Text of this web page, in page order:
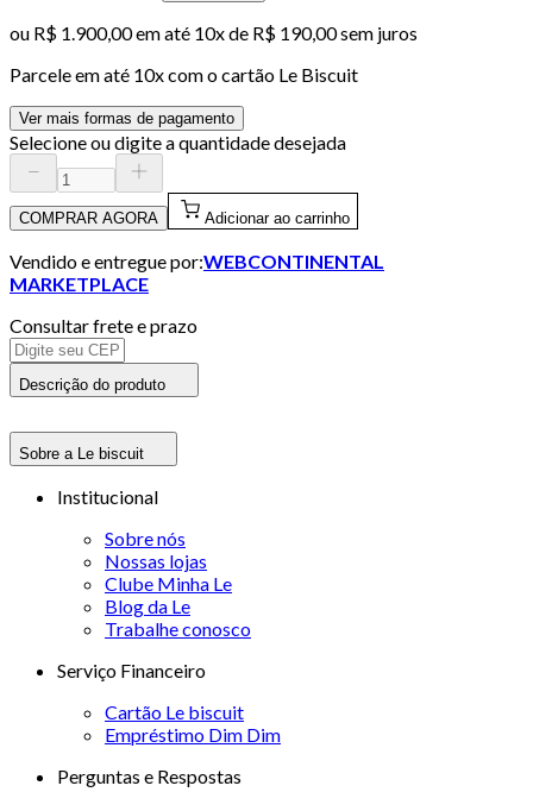
ou R$ 1.900,00em até 10x de R$ 190,00 sem juros
Parcele em até 10x com o cartão Le Biscuit
Ver mais formas de pagamento
Selecione ou digite a quantidade desejada
COMPRAR AGORA Adicionar ao carrinho
Vendido e entregue por:WEBCONTINENTAL
MARKETPLACE
Consultar frete e prazo
Descrição do produto
Sobre a Le biscuit
Institucional
Sobre nós
Nossas lojas
Clube Minha Le
Blog da Le
Trabalhe conosco
Serviço Financeiro
Cartão Le biscuit
Empréstimo Dim Dim
Perguntas e Respostas